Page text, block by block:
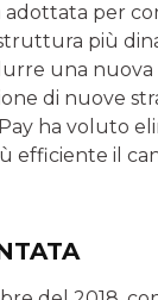
adottata per
più
una
di nuove
ha voluto
efficiente il